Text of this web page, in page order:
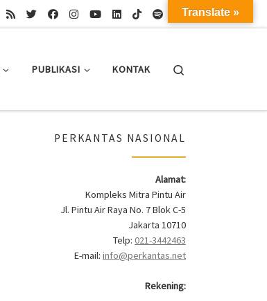
PUBLIKASI KONTAK
PERKANTAS NASIONAL
Alamat:
Kompleks Mitra Pintu Air
Jl. Pintu Air Raya No. 7 Blok C-5
Jakarta 10710
Telp: 021-3442463
E-mail: info@perkantas.net
Rekening:
Translate »